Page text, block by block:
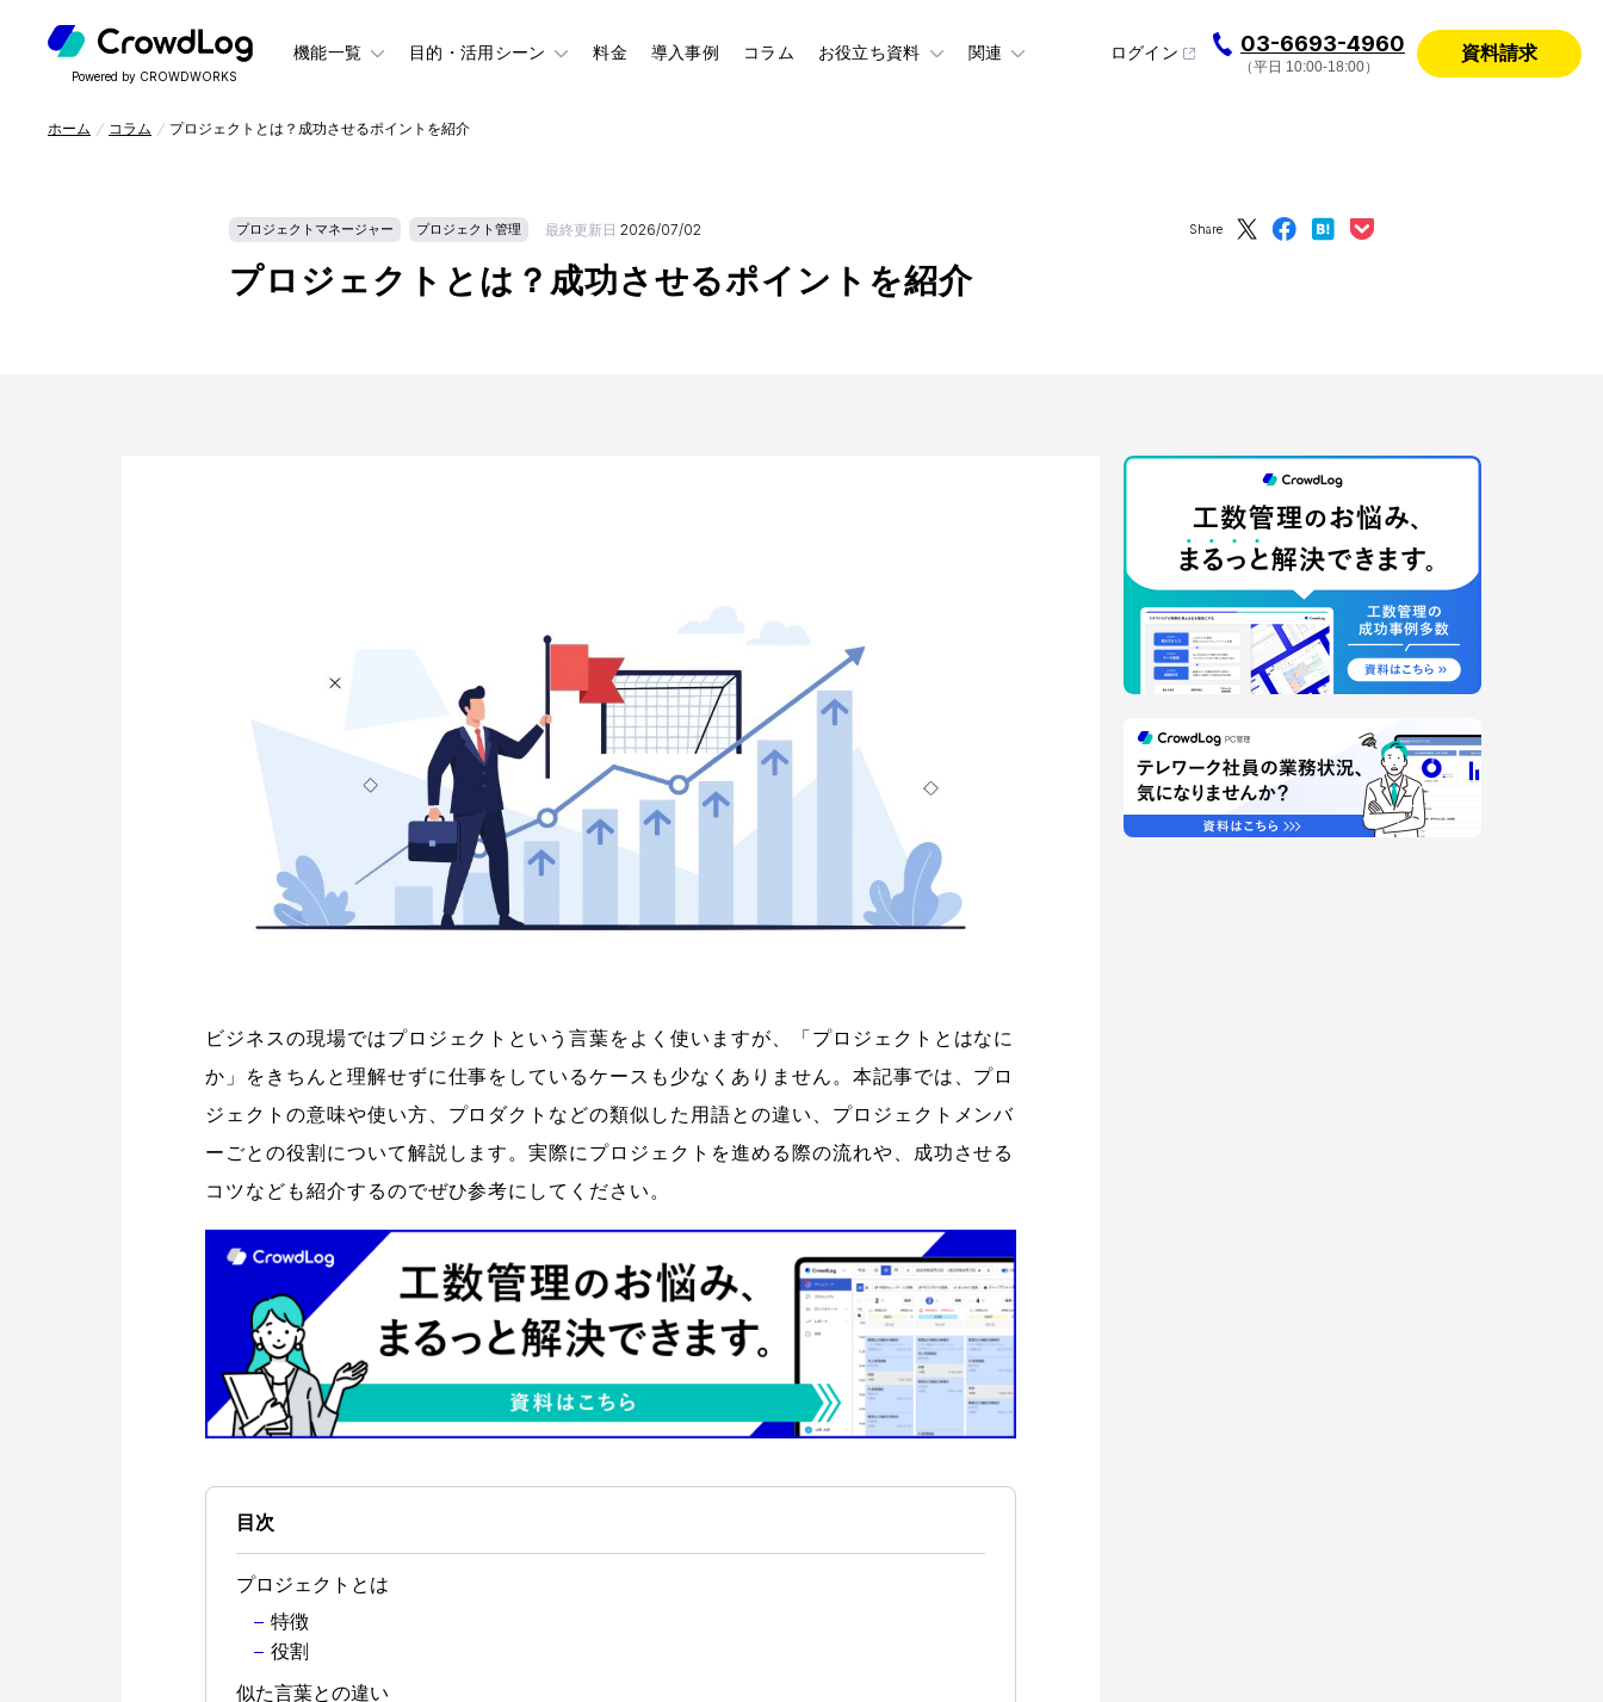
Powered by CROWDWORKS
機能一覧 目的・活用シーン 料金 導入事例 コラム お役立ち資料 関連 ログイン 03-6693-4960
（平日 10:00-18:00）
資料請求
ホーム コラム プロジェクトとは？成功させるポイントを紹介
プロジェクトマネージャー プロジェクト管理 最終更新日 2026/07/02
プロジェクトとは？成功させるポイントを紹介
Share
ビジネスの現場ではプロジェクトという言葉をよく使いますが、「プロジェクトとはなに
か」をきちんと理解せずに仕事をしているケースも少なくありません。本記事では、プロ
ジェクトの意味や使い方、プロダクトなどの類似した用語との違い、プロジェクトメンバ
ーごとの役割について解説します。実際にプロジェクトを進める際の流れや、成功させる
コツなども紹介するのでぜひ参考にしてください。
目次
プロジェクトとは
特徴
役割
似た言葉との違い